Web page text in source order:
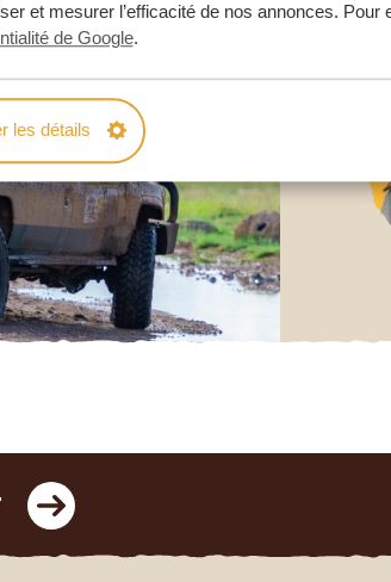
et mesurer l’efficacité de nos annonces. Pour
de Google.
les détails